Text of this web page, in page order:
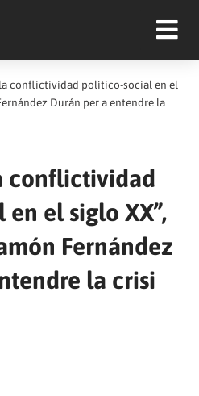
la conflictividad político-social en el
Durán per a entendre la
conflictividad
el siglo XX”,
Fernández
la crisi